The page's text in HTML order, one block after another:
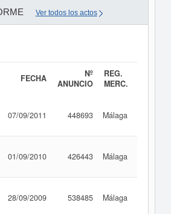
Ver todos los actos
FECHA
Nº
ANUNCIO
REG.
MERC.
07/09/2011 448693 Málaga
01/09/2010 426443 Málaga
28/09/2009 538485 Málaga